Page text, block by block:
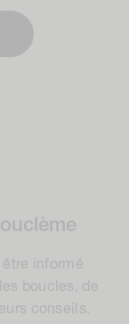
être informé
boucles, de
conseils.